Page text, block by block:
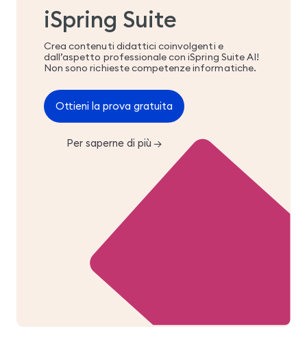
iSpring Suite
Crea contenuti didattici coinvolgenti e
dall’aspetto professionale con iSpring Suite AI!
Non sono richieste competenze informatiche.
Ottieni la prova gratuita
Per saperne di più →